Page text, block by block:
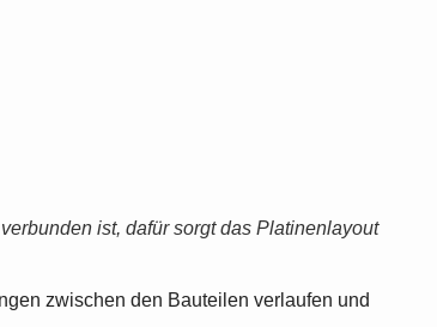
ist, dafür sorgt das Platinenlayout
zwischen den Bauteilen verlaufen und